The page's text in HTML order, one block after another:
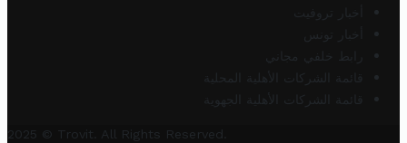
أخبار تروفيت
أخبار تونس
رابط خلفي مجاني
قائمة الشركات الأهلية المحلية
قائمة الشركات الأهلية الجهوية
2025 © Trovit. All Rights Reserved.